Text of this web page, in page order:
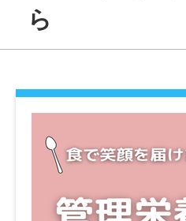
諸手当
退職金制度あり(企
勤務)
加入保険等
ら